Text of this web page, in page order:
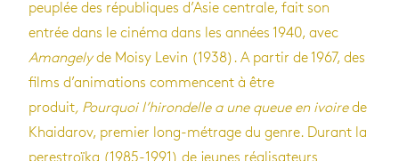
peuplée des républiques d’Asie centrale, fait son
entrée dans le cinéma dans les années 1940, avec
Amangelyde Moisy Levin (1938). A partir de 1967, des
films d’animations commencent à être
produit, Pourquoi l’hirondelle a une queue en ivoirede
Khaidarov, premier long-métrage du genre. Durant la
perestroïka (1985-1991) de jeunes réalisateurs